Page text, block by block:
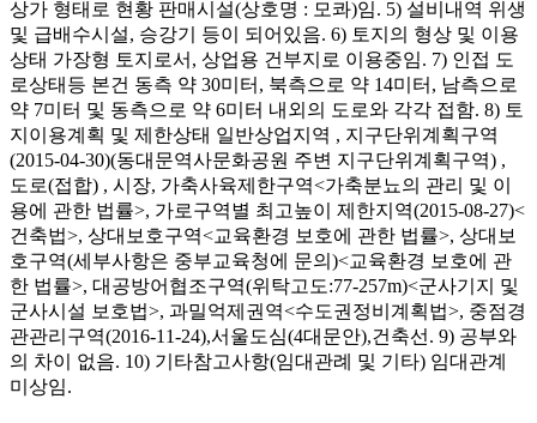
상가 형태로 현황 판매시설(상호명 : 모콰)임. 5) 설비내역 위생
및 급배수시설, 승강기 등이 되어있음. 6) 토지의 형상 및 이용
상태 가장형 토지로서, 상업용 건부지로 이용중임. 7) 인접 도
로상태등 본건 동측 약 30미터, 북측으로 약 14미터, 남측으로
약 7미터 및 동측으로 약 6미터 내외의 도로와 각각 접함. 8) 토
지이용계획 및 제한상태 일반상업지역 , 지구단위계획구역
(2015-04-30)(동대문역사문화공원 주변 지구단위계획구역) ,
도로(접합) , 시장, 가축사육제한구역<가축분뇨의 관리 및 이
용에 관한 법률>, 가로구역별 최고높이 제한지역(2015-08-27)<
건축법>, 상대보호구역<교육환경 보호에 관한 법률>, 상대보
호구역(세부사항은 중부교육청에 문의)<교육환경 보호에 관
한 법률>, 대공방어협조구역(위탁고도:77-257m)<군사기지 및
군사시설 보호법>, 과밀억제권역<수도권정비계획법>, 중점경
관관리구역(2016-11-24),서울도심(4대문안),건축선. 9) 공부와
의 차이 없음. 10) 기타참고사항(임대관례 및 기타) 임대관계
미상임.